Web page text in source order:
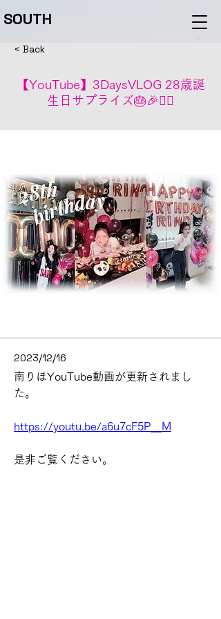
SOUTH
< Back
【YouTube】3DaysVLOG 28歳誕
生日サプライズ🎂🎉❤️‍🔥
2023/12/16
南りほYouTube動画が更新されまし
た。
https://youtu.be/a6u7cF5P__M
是非ご覧ください。